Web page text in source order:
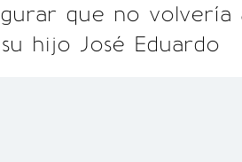
que no
hijo José Eduardo